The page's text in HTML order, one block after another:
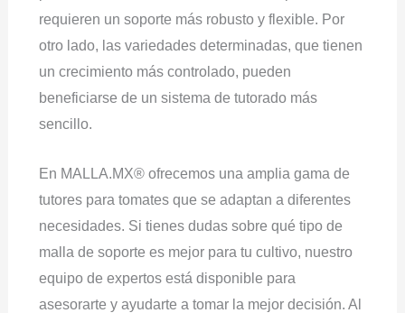
requieren un soporte más robusto y flexible. Por
otro lado, las variedades determinadas, que tienen
un crecimiento más controlado, pueden
beneficiarse de un sistema de tutorado más
sencillo.
En MALLA.MX® ofrecemos una amplia gama de
tutores para tomates que se adaptan a diferentes
necesidades. Si tienes dudas sobre qué tipo de
malla de soporte es mejor para tu cultivo, nuestro
equipo de expertos está disponible para
asesorarte y ayudarte a tomar la mejor decisión. Al